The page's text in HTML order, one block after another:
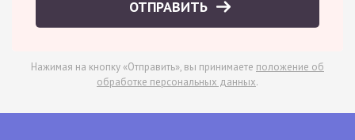
ОТПРАВИТЬ
Нажимая на кнопку «Отправить», вы принимаете положение об
обработке персональных данных.